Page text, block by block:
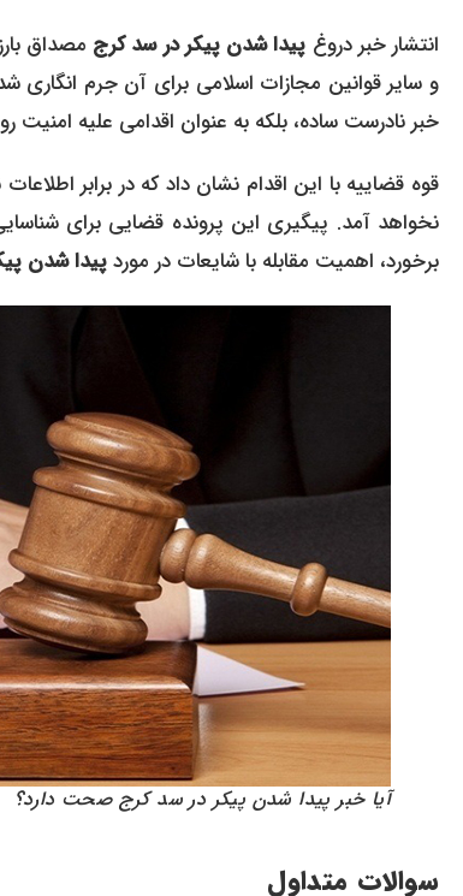
انتشار خبر دروغ پیدا شدن پیکر در سد کرج مصداق
و سایر قوانین مجازات اسلامی برای آن جرم
خبر نادرست ساده، بلکه به عنوان اقدامی علیه امنیت
قوه قضاییه با این اقدام نشان داد که در برابر
نخواهد آمد. پیگیری این پرونده قضایی برای
برخورد، اهمیت مقابله با شایعات در موردپیدا شدن
آیا خبر پیدا شدن پیکر در سد کرج صحت دارد؟
سوالات متداول